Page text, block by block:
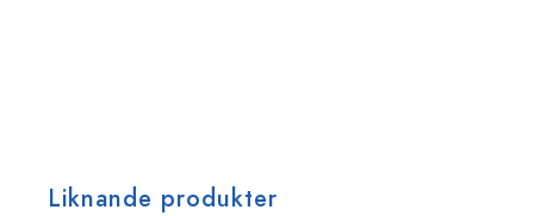
Liknande produkter